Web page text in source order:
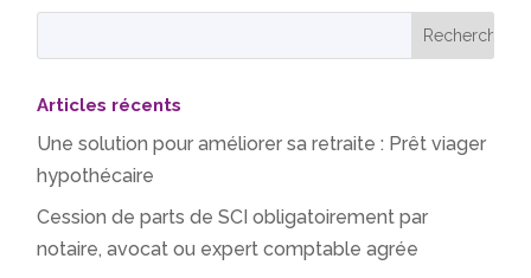
Articles récents
Une solution pour améliorer sa retraite : Prêt viager
hypothécaire
Cession de parts de SCI obligatoirement par
notaire, avocat ou expert comptable agrée